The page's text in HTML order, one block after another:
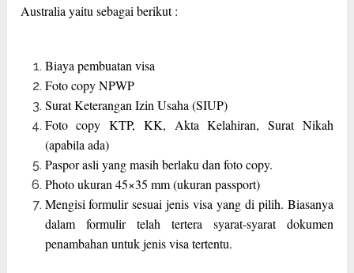
Australia yaitu sebagai berikut :
Biaya pembuatan visa
Foto copy NPWP
Surat Keterangan Izin Usaha (SIUP)
Foto copy KTP, KK, Akta Kelahiran, Surat Nikah
(apabila ada)
Paspor asli yang masih berlaku dan foto copy.
Photo ukuran 45×35 mm (ukuran passport)
Mengisi formulir sesuai jenis visa yang di pilih. Biasanya
dalam formulir telah tertera syarat-syarat dokumen
penambahan untuk jenis visa tertentu.